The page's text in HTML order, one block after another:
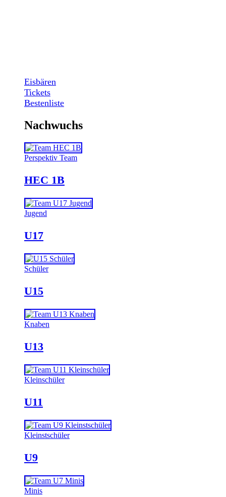
Eisbären
Tickets
Bestenliste
Nachwuchs
Perspektiv Team
HEC 1B
Jugend
U17
Schüler
U15
Knaben
U13
Kleinschüler
U11
Kleinstschüler
U9
Minis